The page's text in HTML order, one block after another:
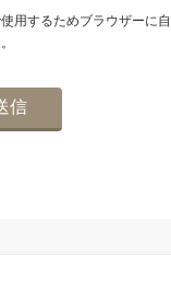
用するためブラウザーに